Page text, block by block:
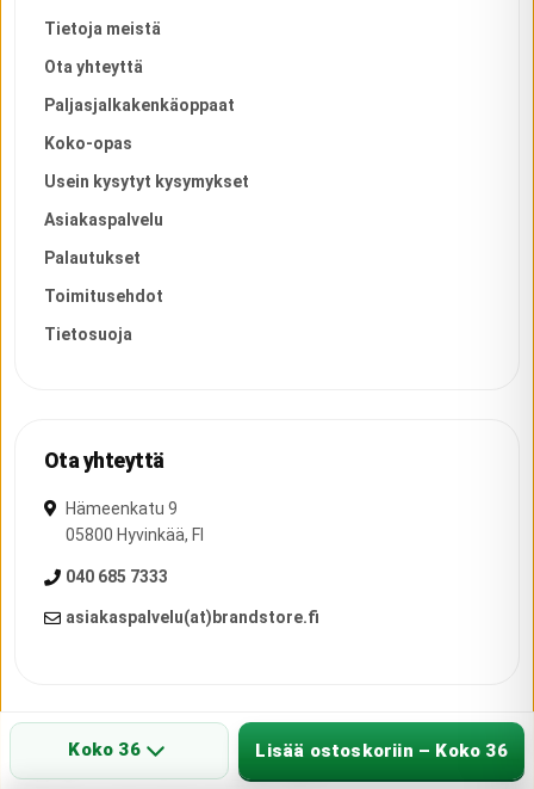
Koko 36 Lisää ostoskoriin – Koko 36
Tietoja meistä
Ota yhteyttä
Paljasjalkakenkäoppaat
Koko-opas
Usein kysytyt kysymykset
Asiakaspalvelu
Palautukset
Toimitusehdot
Tietosuoja
Ota yhteyttä
Hämeenkatu 9
05800 Hyvinkää, FI
040 685 7333
asiakaspalvelu(at)brandstore.fi
Copyright © Brand Group Int.